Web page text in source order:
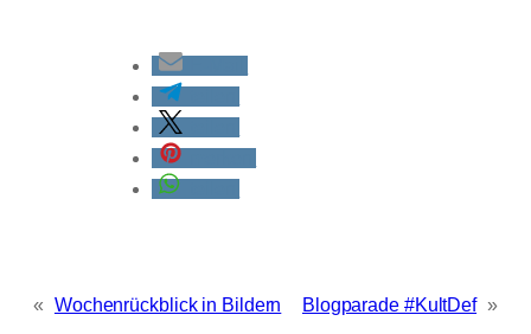
« Wochenrückblick in Bildern Blogparade #KultDef »